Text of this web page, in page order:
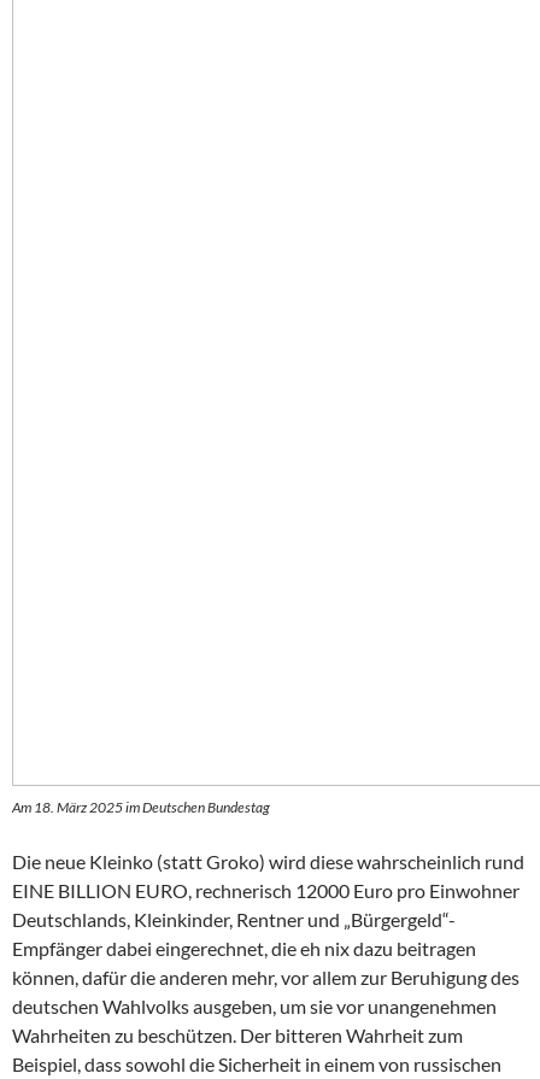
Am 18. März 2025 im Deutschen Bundestag
Die neue Kleinko (statt Groko) wird diese wahrscheinlich rund
EINE BILLION EURO, rechnerisch 12000 Euro pro Einwohner
Deutschlands, Kleinkinder, Rentner und „Bürgergeld“-
Empfänger dabei eingerechnet, die eh nix dazu beitragen
können, dafür die anderen mehr, vor allem zur Beruhigung des
deutschen Wahlvolks ausgeben, um sie vor unangenehmen
Wahrheiten zu beschützen. Der bitteren Wahrheit zum
Beispiel, dass sowohl die Sicherheit in einem von russischen